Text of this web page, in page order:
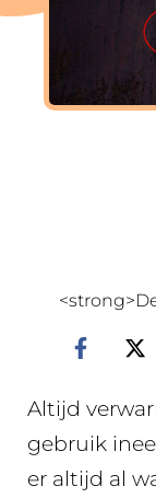
Altijd
gebruik
er altijd al